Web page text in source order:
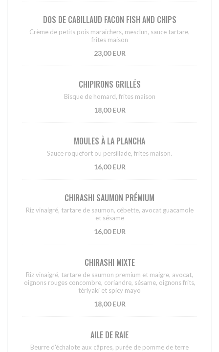
DOS DE CABILLAUD FACON FISH AND CHIPS
Crème de petits pois maraichers, mesclun, sauce tartare,
frites maison
23,00 EUR
CHIPIRONS GRILLÉS
Bisque de homard, frites maison
18,00 EUR
MOULES À LA PLANCHA
Sauce roquefort ou persillade, frites maison.
16,00 EUR
CHIRASHI SAUMON PRÉMIUM
Riz vinaigré, tartare de saumon, cébette, avocat guacamole
et sésame
16,00 EUR
CHIRASHI MIXTE
Riz vinaigré, tartare de saumon premium et maigre, avocat,
oignons rouges concombre, coriandre, sésame, oignons frits,
tériyaki et spicy mayo
18,00 EUR
AILE DE RAIE
Beurre d'échalote aux câpres, purée de pomme de terre